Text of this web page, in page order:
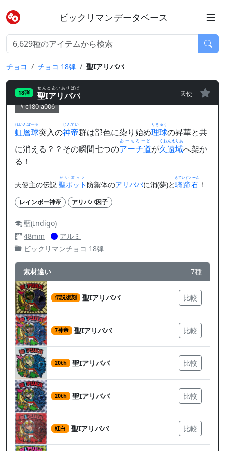
ビックリマンデータベース
チョコ チョコ 18弾 聖Iアリババ
18弾 聖Iアリババ
せんとあいありばば
天使
c180-a006
虹層球
れいんぼーる
突入の神帝
じんてい
群は部色に染り始め理球
りきゅう
の昇華と共
に消える？？その瞬間七つのアーチ道
あーちろーど
が久遠域
くおんえりあ
へ架か
る！
天使主の伝説 聖ボット
せいぼっと
防禦体のアリババに消(夢)と騎蹄石
きていすとーん
！
レインボー神帝 アリババ因子
藍(Indigo)
48mm
アルミ
ビックリマンチョコ 18弾
素材違い 7種
伝説復刻 聖Iアリババ 比較
7神帝 聖Iアリババ 比較
20th 聖Iアリババ 比較
20th 聖Iアリババ 比較
紅白 聖Iアリババ 比較